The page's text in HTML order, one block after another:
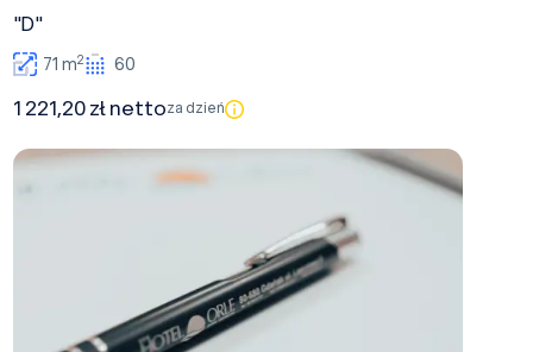
"D"
71 m2 60
1 221,20 zł nettoza dzień
"B"